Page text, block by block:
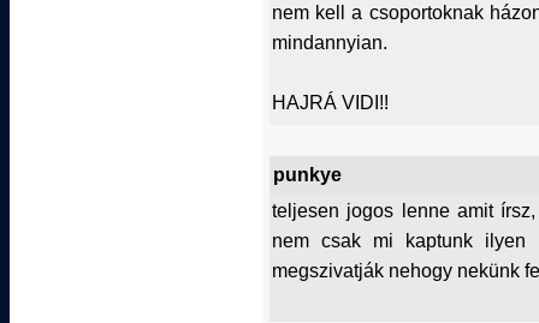
nem kell a csoportoknak
mindannyian.
HAJRÁ VIDI!!
punkye
teljesen jogos lenne amit
nem csak mi kaptunk
megszivatják nehogy nekünk